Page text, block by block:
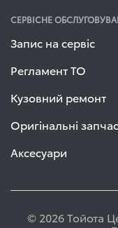
СЕРВІСНЕ
Запис на сервіс
Регламент ТО
Кузовний ремонт
Оригінальні
Аксесуари
© 2026 Тойота